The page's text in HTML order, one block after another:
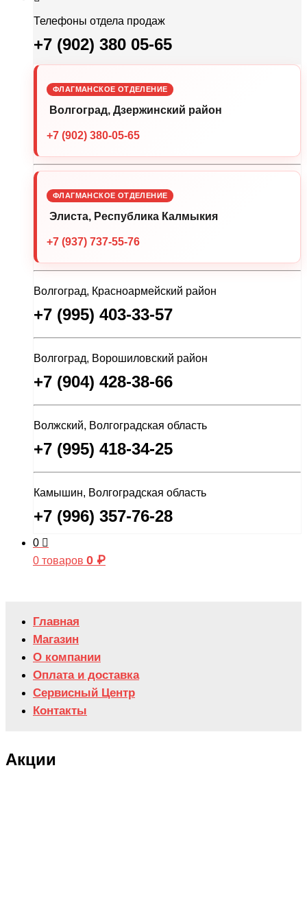
Телефоны отдела продаж
+7 (902) 380 05-65
ФЛАГМАНСКОЕ ОТДЕЛЕНИЕ
Волгоград, Дзержинский район
+7 (902) 380-05-65
ФЛАГМАНСКОЕ ОТДЕЛЕНИЕ
Элиста, Республика Калмыкия
+7 (937) 737-55-76
Волгоград, Красноармейский район
+7 (995) 403-33-57
Волгоград, Ворошиловский район
+7 (904) 428-38-66
Волжский, Волгоградская область
+7 (995) 418-34-25
Камышин, Волгоградская область
+7 (996) 357-76-28
0
0 товаров 0 ₽
Главная
Магазин
О компании
Оплата и доставка
Сервисный Центр
Контакты
Акции